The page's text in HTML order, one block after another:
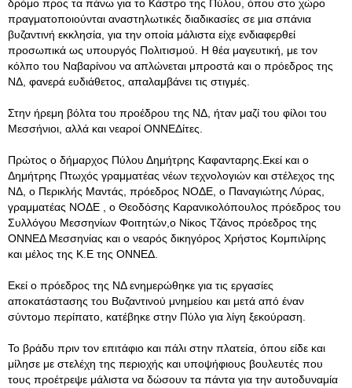
δρόμο προς τα πάνω για το Κάστρο της Πύλου, όπου στο χώρο
πραγματοποιούνται αναστηλωτικές διαδικασίες σε μια σπάνια
βυζαντινή εκκλησία, για την οποία μάλιστα είχε ενδιαφερθεί
προσωπικά ως υπουργός Πολιτισμού. Η θέα μαγευτική, με τον
κόλπο του Ναβαρίνου να απλώνεται μπροστά και ο πρόεδρος της
ΝΔ, φανερά ευδιάθετος, απαλαμβάνει τις στιγμές.
Στην ήρεμη βόλτα του προέδρου της ΝΔ, ήταν μαζί του φίλοι του
Μεσσήνιοι, αλλά και νεαροί ΟΝΝΕΔίτες.
Πρώτος ο δήμαρχος Πύλου Δημήτρης Καφανταρης.Εκεί και ο
Δημήτρης Πτωχός γραμματέας νέων τεχνολογιών και στέλεχος της
ΝΔ, ο Περικλής Μαντάς, πρόεδρος ΝΟΔΕ, ο Παναγιώτης Λύρας,
γραμματέας ΝΟΔΕ , ο Θεοδόσης Καρανικολόπουλος πρόεδρος του
Συλλόγου Μεσσηνίων Φοιτητών,ο Νίκος Τζάνος πρόεδρος της
ΟΝΝΕΔ Μεσσηνίας και ο νεαρός δικηγόρος Χρήστος Κομπιλίρης
και μέλος της Κ.Ε της ΟΝΝΕΔ.
Εκεί ο πρόεδρος της ΝΔ ενημερώθηκε για τις εργασίες
αποκατάστασης του Βυζαντινού μνημείου και μετά από έναν
σύντομο περίπατο, κατέβηκε στην Πύλο για λίγη ξεκούραση.
Το βράδυ πριν τον επιτάφιο και πάλι στην πλατεία, όπου είδε και
μίλησε με στελέχη της περιοχής και υποψήφιους βουλευτές που
τους προέτρεψε μάλιστα να δώσουν τα πάντα για την αυτοδυναμία